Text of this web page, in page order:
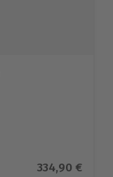
Aktueller
334,90 €